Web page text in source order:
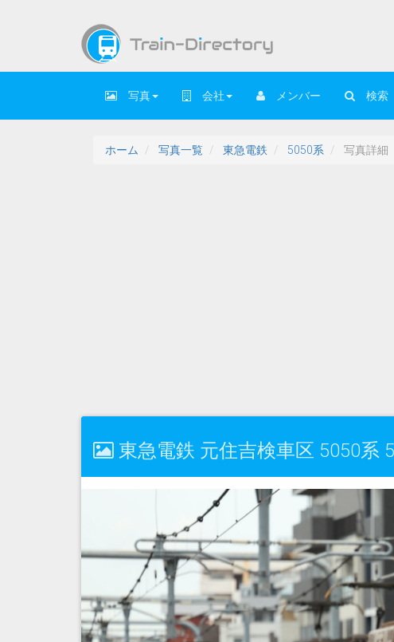
写真 会社 メンバー 検索
ホーム 写真一覧 東急電鉄 5050系 写真詳細
東急電鉄 元住吉検車区 5050系